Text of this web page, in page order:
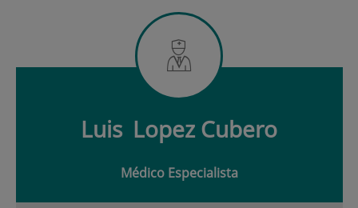
Luis Lopez Cubero
Médico Especialista